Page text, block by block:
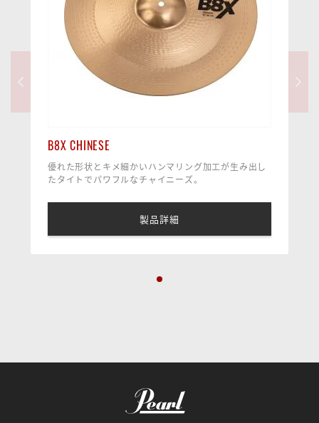
B8X CHINESE
優れた形状とキメ細かいハンマリング加工が生み出し
たタイトでパワフルなチャイニーズ。
製品詳細